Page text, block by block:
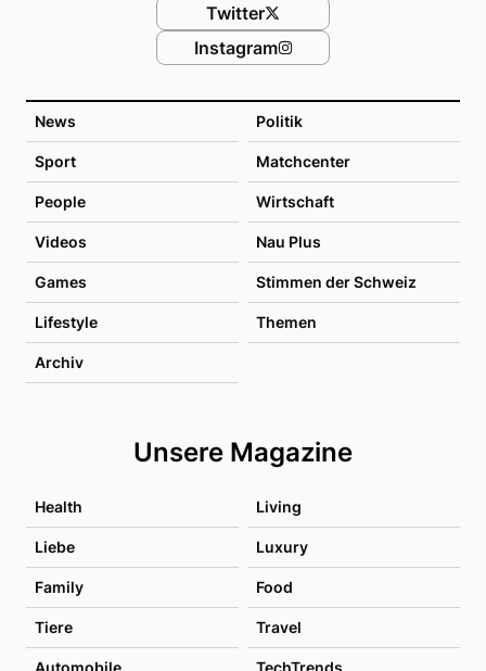
News Politik
Sport Matchcenter
People Wirtschaft
Videos Nau Plus
Games Stimmen der Schweiz
Lifestyle Themen
Archiv
Unsere Magazine
Health Living
Liebe Luxury
Family Food
Tiere Travel
Automobile TechTrends
Twitter
Instagram